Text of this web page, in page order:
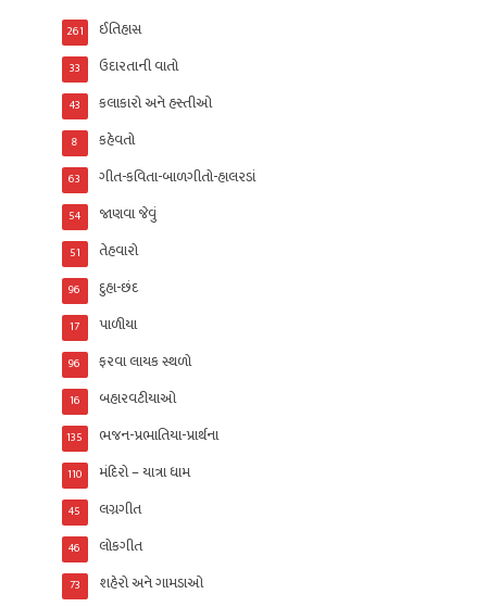
ઈતિહાસ
261
ઉદારતાની વાતો
33
કલાકારો અને હસ્તીઓ
43
કહેવતો
8
ગીત-કવિતા-બાળગીતો-હાલરડાં
63
જાણવા જેવું
54
તેહવારો
51
દુહા-છંદ
96
પાળીયા
17
ફરવા લાયક સ્થળો
96
બહારવટીયાઓ
16
ભજન-પ્રભાતિયા-પ્રાર્થના
135
મંદિરો – યાત્રા ધામ
110
લગ્નગીત
45
લોકગીત
46
શહેરો અને ગામડાઓ
73